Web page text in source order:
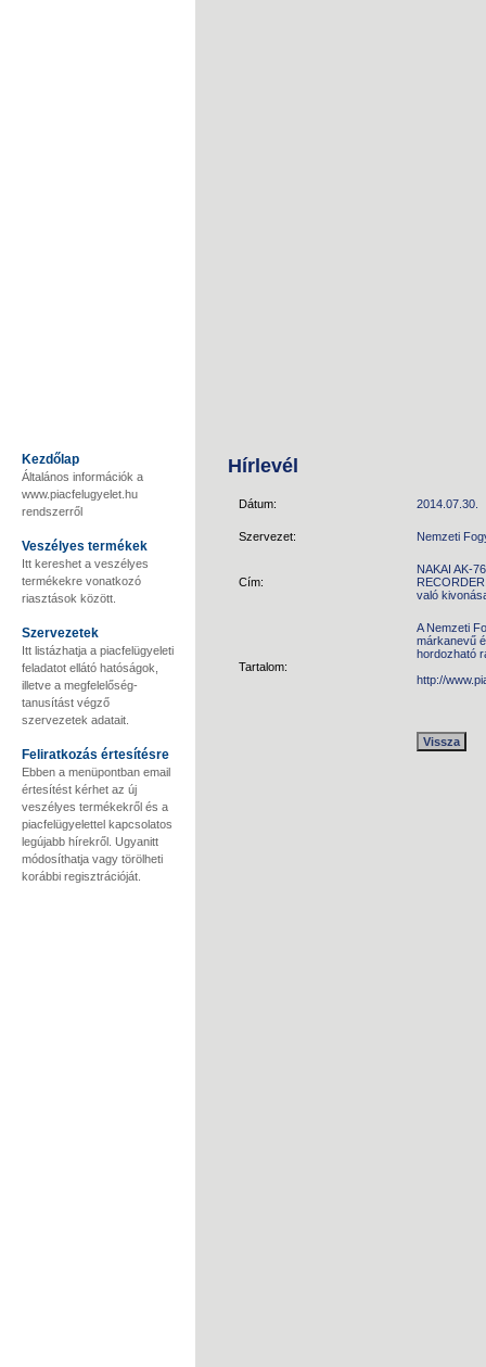
Kezdőlap
Általános információk a
www.piacfelugyelet.hu
rendszerről
Veszélyes termékek
Itt kereshet a veszélyes
termékekre vonatkozó
riasztások között.
Szervezetek
Itt listázhatja a piacfelügyeleti
feladatot ellátó hatóságok,
illetve a megfelelőség-
tanusítást végző
szervezetek adatait.
Feliratkozás értesítésre
Ebben a menüpontban email
értesítést kérhet az új
veszélyes termékekről és a
piacfelügyelettel kapcsolatos
legújabb hírekről. Ugyanitt
módosíthatja vagy törölheti
korábbi regisztrációját.
Hírlevél
Dátum: 2014.07.30.
Szervezet: Nemzeti
Cím:
NAKAI AK-
való
Tartalom:
A Nemzeti
márkanevű
hordozható
http://